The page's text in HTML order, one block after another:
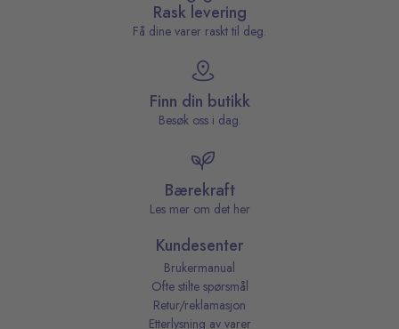
Rask levering
Få dine varer raskt til deg.
Finn din butikk
Besøk oss i dag.
Bærekraft
Les mer om det her
Kundesenter
Brukermanual
Ofte stilte spørsmål
Retur/reklamasjon
Etterlysning av varer